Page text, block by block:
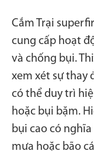
Cắm Trại
cung cấp hoạt
và chống bụi.
xem xét sự thay
có thể duy trì
hoặc bụi bặm.
bụi cao có
mưa hoặc bão